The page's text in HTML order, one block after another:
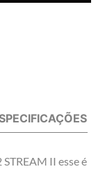
II esse é